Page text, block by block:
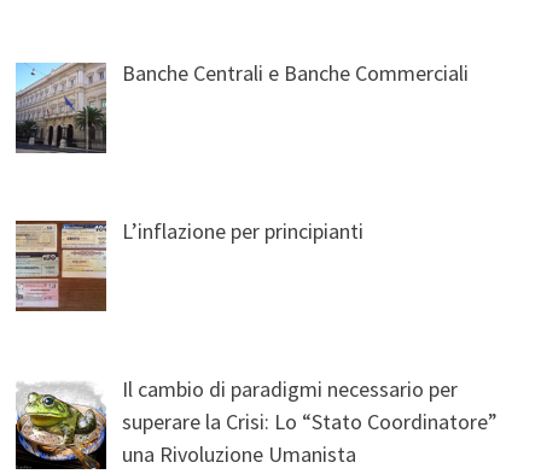
Banche Centrali e Banche Commerciali
L’inflazione per principianti
Il cambio di paradigmi necessario per
superare la Crisi: Lo “Stato Coordinatore”
una Rivoluzione Umanista